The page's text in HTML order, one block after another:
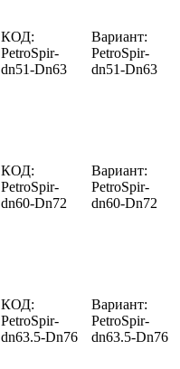
КОД:
PetroSpir-
dn51-Dn63
Вариант:
PetroSpir-
dn51-Dn63
КОД:
PetroSpir-
dn60-Dn72
Вариант:
PetroSpir-
dn60-Dn72
КОД:
PetroSpir-
dn63.5-Dn76
Вариант:
PetroSpir-
dn63.5-Dn76